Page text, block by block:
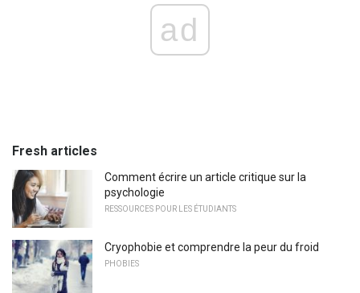
ad
Fresh articles
Comment écrire un article critique sur la
psychologie
RESSOURCES POUR LES ÉTUDIANTS
Cryophobie et comprendre la peur du froid
PHOBIES